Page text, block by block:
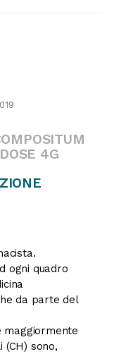
4G
ogni quadro
da parte del
maggiormente
sono,